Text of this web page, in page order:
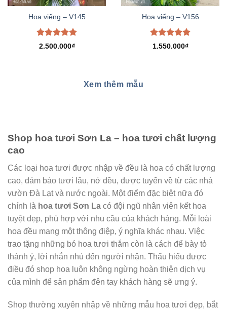
Hoa viếng – V145
Được xếp
2.500.000₫
Hoa viếng – V156
Được xếp
1.550.000₫
Xem thêm mẫu
Shop hoa tươi Sơn La – hoa tươi chất lượng
cao
Các loại hoa tươi được nhập về đều là hoa có chất lượng
cao, đảm bảo tươi lâu, nở đều, được tuyển về từ các nhà
vườn Đà Lạt và nước ngoài. Một điểm đặc biệt nữa đó
chính là hoa tươi Sơn La có đội ngũ nhân viên kết hoa
tuyệt đẹp, phù hợp với nhu cầu của khách hàng. Mỗi loài
hoa đều mang một thông điệp, ý nghĩa khác nhau. Việc
trao tặng những bó hoa tươi thắm còn là cách để bày tỏ
thành ý, lời nhắn nhủ đến người nhận. Thấu hiểu được
điều đó shop hoa luôn không ngừng hoàn thiện dịch vụ
của mình để sản phẩm đên tay khách hàng sẽ ưng ý.
Shop thường xuyên nhập về những mẫu hoa tươi đẹp, bắt